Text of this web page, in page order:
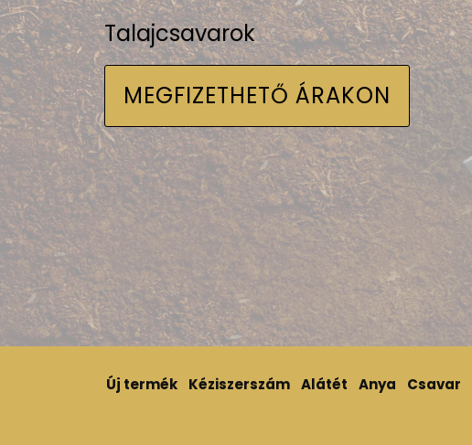
Talajcsavarok
MEGFIZETHETŐ ÁRAKON
Új termék Kéziszerszám Alátét Anya Csavar